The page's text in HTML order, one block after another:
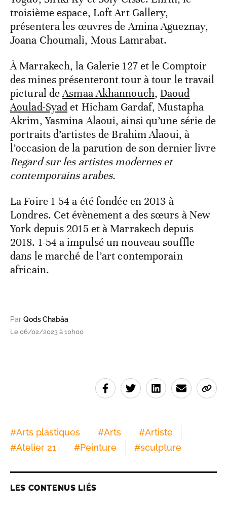
troisième espace, Loft Art Gallery,
présentera les œuvres de Amina Agueznay,
Joana Choumali, Mous Lamrabat.
À Marrakech, la Galerie 127 et le Comptoir
des mines présenteront tour à tour le travail
pictural deAsmaa Akhannouch, Daoud
Aoulad-Syadet Hicham Gardaf, Mustapha
Akrim, Yasmina Alaoui, ainsi qu’une série de
portraits d’artistes de Brahim Alaoui, à
l’occasion de la parution de son dernier livre
Regard sur les artistes modernes et
contemporains arabes.
La Foire 1-54 a été fondée en 2013 à
Londres. Cet évènement a des sœurs à New
York depuis 2015 et à Marrakech depuis
2018. 1-54 a impulsé un nouveau souffle
dans le marché de l’art contemporain
africain.
Par Qods Chabâa
Le 06/02/2023 à 10h00
#Arts plastiques #Arts #Artiste
#Atelier 21 #Peinture #sculpture
LES CONTENUS LIÉS